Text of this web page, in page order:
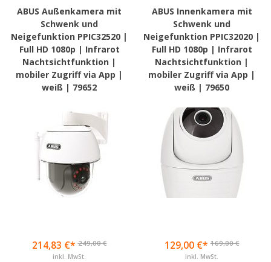
ABUS Außenkamera mit
Schwenk und
Neigefunktion PPIC32520 |
Full HD 1080p | Infrarot
Nachtsichtfunktion |
mobiler Zugriff via App |
weiß | 79652
214,83 €* 249,00 €
inkl. MwSt.
ABUS Innenkamera mit
Schwenk und
Neigefunktion PPIC32020 |
Full HD 1080p | Infrarot
Nachtsichtfunktion |
mobiler Zugriff via App |
weiß | 79650
129,00 €* 169,00 €
inkl. MwSt.